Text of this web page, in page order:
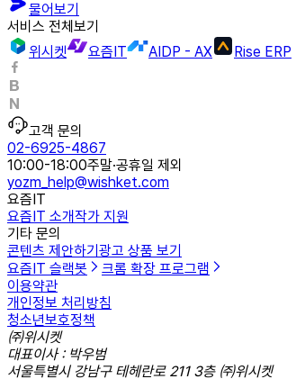
물어보기
서비스 전체보기
위시켓
요즘IT AIDP - AX Rise ERP
고객 문의
02-6925-4867
10:00-18:00주말·공휴일 제외
yozm_help@wishket.com
요즘IT
요즘IT 소개작가 지원
기타 문의
콘텐츠 제안하기 광고 상품 보기
요즘IT 슬랙봇
크롬 확장 프로그램
이용약관
개인정보 처리방침
청소년보호정책
㈜위시켓
대표이사 : 박우범
서울특별시 강남구 테헤란로 211 3층 ㈜위시켓